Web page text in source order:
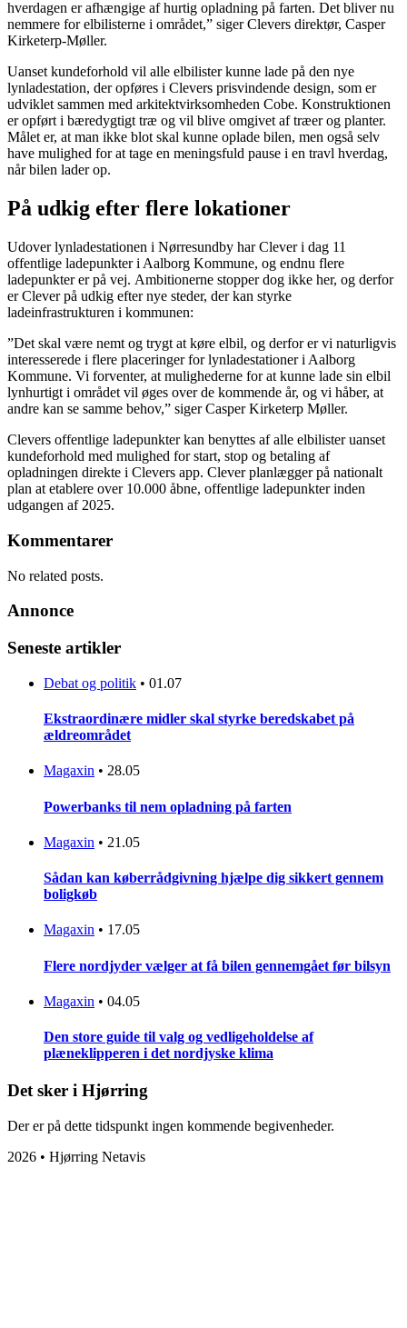
hverdagen er afhængige af hurtig opladning på farten. Det bliver nu
nemmere for elbilisterne i området,” siger Clevers direktør, Casper
Kirketerp-Møller.
Uanset kundeforhold vil alle elbilister kunne lade på den nye
lynladestation, der opføres i Clevers prisvindende design, som er
udviklet sammen med arkitektvirksomheden Cobe. Konstruktionen
er opført i bæredygtigt træ og vil blive omgivet af træer og planter.
Målet er, at man ikke blot skal kunne oplade bilen, men også selv
have mulighed for at tage en meningsfuld pause i en travl hverdag,
når bilen lader op.
På udkig efter flere lokationer
Udover lynladestationen i Nørresundby har Clever i dag 11
offentlige ladepunkter i Aalborg Kommune, og endnu flere
ladepunkter er på vej. Ambitionerne stopper dog ikke her, og derfor
er Clever på udkig efter nye steder, der kan styrke
ladeinfrastrukturen i kommunen:
”Det skal være nemt og trygt at køre elbil, og derfor er vi naturligvis
interesserede i flere placeringer for lynladestationer i Aalborg
Kommune. Vi forventer, at mulighederne for at kunne lade sin elbil
lynhurtigt i området vil øges over de kommende år, og vi håber, at
andre kan se samme behov,” siger Casper Kirketerp Møller.
Clevers offentlige ladepunkter kan benyttes af alle elbilister uanset
kundeforhold med mulighed for start, stop og betaling af
opladningen direkte i Clevers app. Clever planlægger på nationalt
plan at etablere over 10.000 åbne, offentlige ladepunkter inden
udgangen af 2025.
Kommentarer
No related posts.
Annonce
Seneste artikler
Debat og politik • 01.07
Ekstraordinære midler skal styrke beredskabet på
ældreområdet
Magaxin • 28.05
Powerbanks til nem opladning på farten
Magaxin • 21.05
Sådan kan køberrådgivning hjælpe dig sikkert gennem
boligkøb
Magaxin • 17.05
Flere nordjyder vælger at få bilen gennemgået før bilsyn
Magaxin • 04.05
Den store guide til valg og vedligeholdelse af
plæneklipperen i det nordjyske klima
Det sker i Hjørring
Der er på dette tidspunkt ingen kommende begivenheder.
2026 • Hjørring Netavis